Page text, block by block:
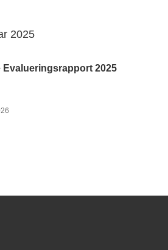
2025
Evalueringsrapport 2025